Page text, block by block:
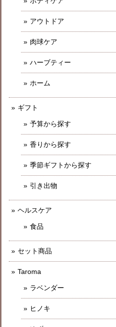
アウトドア
肉球ケア
ハーブティー
ホーム
ギフト
予算から探す
香りから探す
季節ギフトから探す
引き出物
ヘルスケア
食品
セット商品
Taroma
ラベンダー
ヒノキ